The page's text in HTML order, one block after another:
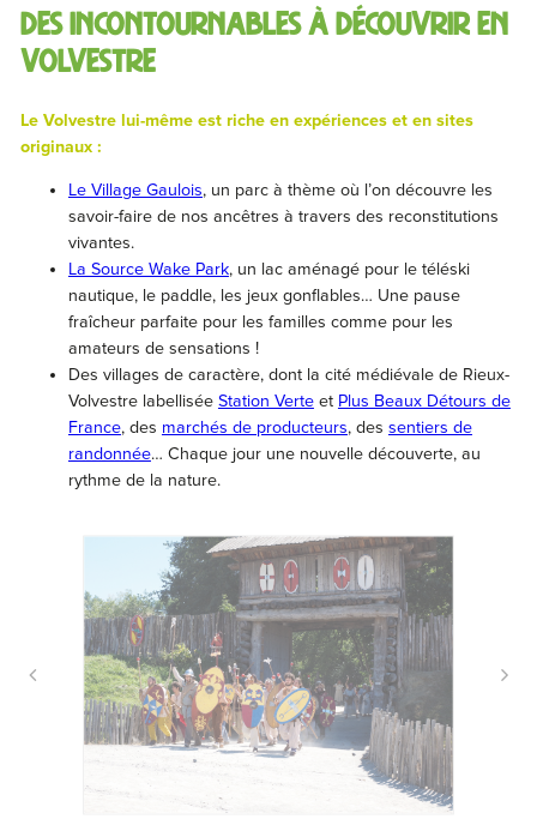
Des incontournables à découvrir en
Volvestre
Le Volvestre lui-même est riche en expériences et en sites
originaux :
Le Village Gaulois, un parc à thème où l’on découvre les
savoir-faire de nos ancêtres à travers des reconstitutions
vivantes.
La Source Wake Park, un lac aménagé pour le téléski
nautique, le paddle, les jeux gonflables… Une pause
fraîcheur parfaite pour les familles comme pour les
amateurs de sensations !
Des villages de caractère, dont la cité médiévale de Rieux-
Volvestre labellisée Station Verteet Plus Beaux Détours de
France, des marchés de producteurs, des sentiers de
randonnée… Chaque jour une nouvelle découverte, au
rythme de la nature.